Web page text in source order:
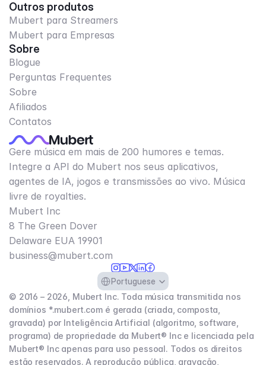
Outros produtos
Mubert para Streamers
Mubert para Empresas
Sobre
Blogue
Perguntas Frequentes
Sobre
Afiliados
Contatos
Gere música em mais de 200 humores e temas.
Integre a API do Mubert nos seus aplicativos,
agentes de IA, jogos e transmissões ao vivo. Música
livre de royalties.
Mubert Inc
8 The Green Dover
Delaware EUA 19901​
business@mubert.com
Select Language
Portuguese
© 2016 – 2026, Mubert Inc. Toda música transmitida nos
domínios *.mubert.com é gerada (criada, composta,
gravada) por Inteligência Artificial (algoritmo, software,
programa) de propriedade da Mubert® Inc e licenciada pela
Mubert® Inc apenas para uso pessoal. Todos os direitos
estão reservados. A reprodução pública, gravação,